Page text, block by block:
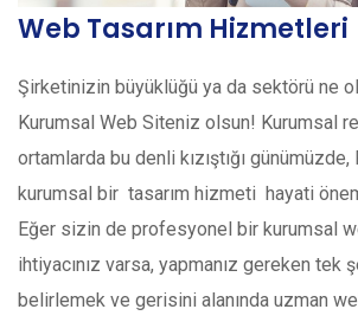
Web Tasarım Hizmetleri
Şirketinizin büyüklüğü ya da sektörü ne
Kurumsal Web Siteniz olsun! Kurumsal
ortamlarda bu denli kızıştığı
kurumsal bir tasarım hizmeti hayati önem
Eğer sizin de profesyonel bir kurumsal
ihtiyacınız varsa, yapmanız gereken tek
belirlemek ve gerisini alanında uzman